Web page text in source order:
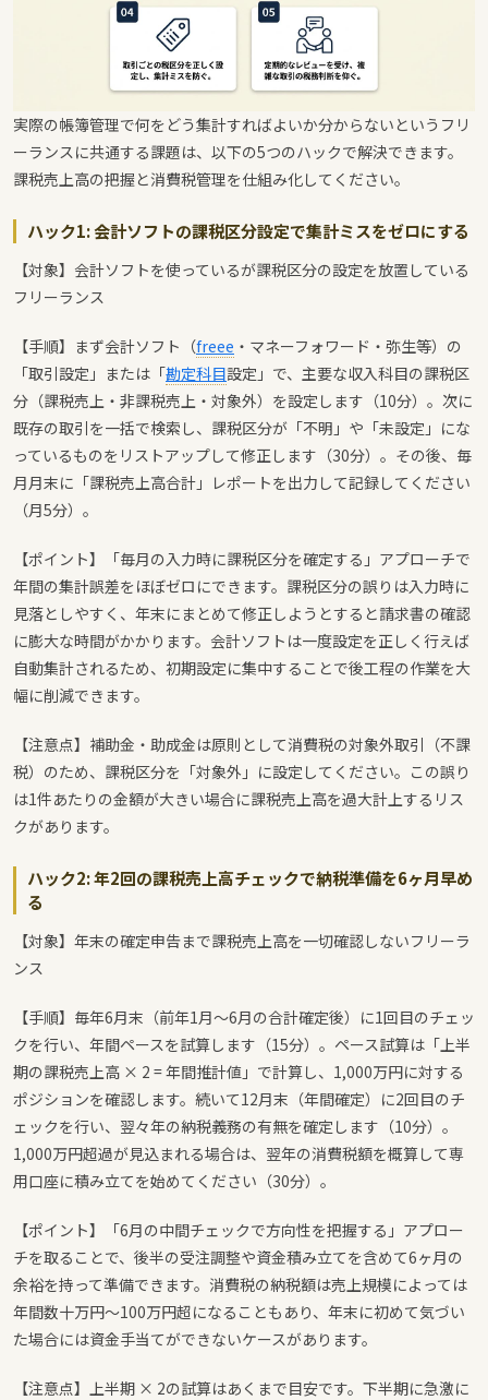
実際の帳簿管理で何をどう集計すればよいか分からないというフリ
ーランスに共通する課題は、以下の5つのハックで解決できます。
課税売上高の把握と消費税管理を仕組み化してください。
ハック1: 会計ソフトの課税区分設定で集計ミスをゼロにする
【対象】会計ソフトを使っているが課税区分の設定を放置している
フリーランス
【手順】まず会計ソフト（freee ・マネーフォワード・弥生等）の
「取引設定」または「勘定科目設定」で、主要な収入科目の課税区
分（課税売上・非課税売上・対象外）を設定します（10分）。次に
既存の取引を一括で検索し、課税区分が「不明」や「未設定」にな
っているものをリストアップして修正します（30分）。その後、毎
月月末に「課税売上高合計」レポートを出力して記録してください
（月5分）。
【ポイント】「毎月の入力時に課税区分を確定する」アプローチで
年間の集計誤差をほぼゼロにできます。課税区分の誤りは入力時に
見落としやすく、年末にまとめて修正しようとすると請求書の確認
に膨大な時間がかかります。会計ソフトは一度設定を正しく行えば
自動集計されるため、初期設定に集中することで後工程の作業を大
幅に削減できます。
【注意点】補助金・助成金は原則として消費税の対象外取引（不課
税）のため、課税区分を「対象外」に設定してください。この誤り
は1件あたりの金額が大きい場合に課税売上高を過大計上するリス
クがあります。
ハック2: 年2回の課税売上高チェックで納税準備を6ヶ月早め
る
【対象】年末の確定申告まで課税売上高を一切確認しないフリーラ
ンス
【手順】毎年6月末（前年1月〜6月の合計確定後）に1回目のチェッ
クを行い、年間ペースを試算します（15分）。ペース試算は「上半
期の課税売上高 × 2 = 年間推計値」で計算し、1,000万円に対する
ポジションを確認します。続いて12月末（年間確定）に2回目のチ
ェックを行い、翌々年の納税義務の有無を確定します（10分）。
1,000万円超過が見込まれる場合は、翌年の消費税額を概算して専
用口座に積み立てを始めてください（30分）。
【ポイント】「6月の中間チェックで方向性を把握する」アプロー
チを取ることで、後半の受注調整や資金積み立てを含めて6ヶ月の
余裕を持って準備できます。消費税の納税額は売上規模によっては
年間数十万円〜100万円超になることもあり、年末に初めて気づい
た場合には資金手当てができないケースがあります。
【注意点】上半期 × 2の試算はあくまで目安です。下半期に急激に